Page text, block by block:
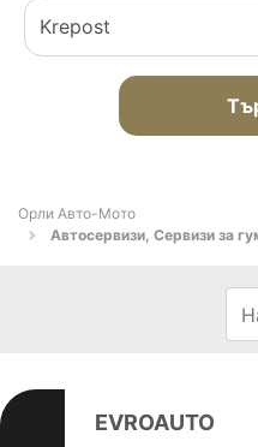
Орли Aвто-Mото
Автосервизи, Сервизи за
EVROAUTO